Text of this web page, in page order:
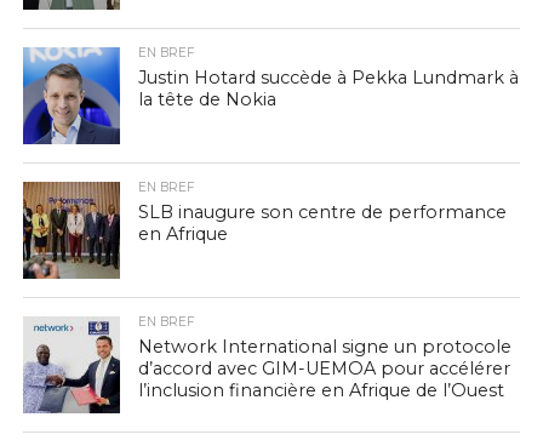
EN BREF
Justin Hotard succède à Pekka Lundmark à
la tête de Nokia
EN BREF
SLB inaugure son centre de performance
en Afrique
EN BREF
Network International signe un protocole
d’accord avec GIM-UEMOA pour accélérer
l’inclusion financière en Afrique de l’Ouest